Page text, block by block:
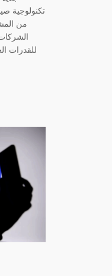
تكنولوجية
من
للقدرات